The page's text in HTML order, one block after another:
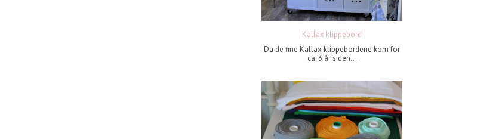
Kallax klippebord
Da de fine Kallax klippebordene kom for
ca. 3 år siden...